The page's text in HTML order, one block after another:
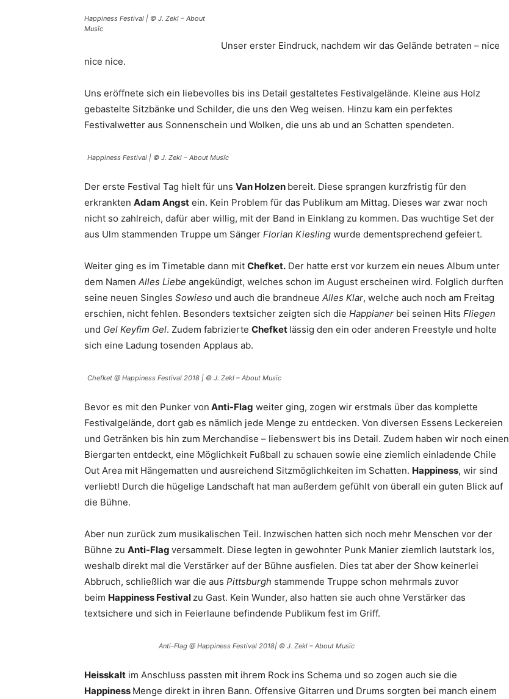
Happiness Festival | © J. Zekl – About
Musïc
Unser erster Eindruck, nachdem wir das Gelände betraten – nice
nice nice.
Uns eröffnete sich ein liebevolles bis ins Detail gestaltetes Festivalgelände. Kleine aus Holz
gebastelte Sitzbänke und Schilder, die uns den Weg weisen. Hinzu kam ein perfektes
Festivalwetter aus Sonnenschein und Wolken, die uns ab und an Schatten spendeten.
Happiness Festival | © J. Zekl – About Musïc
Der erste Festival Tag hielt für uns Van Holzen bereit. Diese sprangen kurzfristig für den
erkrankten Adam Angst ein. Kein Problem für das Publikum am Mittag. Dieses war zwar noch
nicht so zahlreich, dafür aber willig, mit der Band in Einklang zu kommen. Das wuchtige Set der
aus Ulm stammenden Truppe um Sänger Florian Kiesling wurde dementsprechend gefeiert.
Weiter ging es im Timetable dann mit Chefket. Der hatte erst vor kurzem ein neues Album unter
dem Namen Alles Liebe angekündigt, welches schon im August erscheinen wird. Folglich durften
seine neuen Singles Sowieso und auch die brandneue Alles Klar, welche auch noch am Freitag
erschien, nicht fehlen. Besonders textsicher zeigten sich die Happianer bei seinen Hits Fliegen
und Gel Keyfim Gel. Zudem fabrizierte Chefket lässig den ein oder anderen Freestyle und holte
sich eine Ladung tosenden Applaus ab.
Chefket @ Happiness Festival 2018 | © J. Zekl – About Musïc
Bevor es mit den Punker von Anti-Flag weiter ging, zogen wir erstmals über das komplette
Festivalgelände, dort gab es nämlich jede Menge zu entdecken. Von diversen Essens Leckereien
und Getränken bis hin zum Merchandise – liebenswert bis ins Detail. Zudem haben wir noch einen
Biergarten entdeckt, eine Möglichkeit Fußball zu schauen sowie eine ziemlich einladende Chile
Out Area mit Hängematten und ausreichend Sitzmöglichkeiten im Schatten. Happiness, wir sind
verliebt! Durch die hügelige Landschaft hat man außerdem gefühlt von überall ein guten Blick auf
die Bühne.
Aber nun zurück zum musikalischen Teil. Inzwischen hatten sich noch mehr Menschen vor der
Bühne zu Anti-Flag versammelt. Diese legten in gewohnter Punk Manier ziemlich lautstark los,
weshalb direkt mal die Verstärker auf der Bühne ausfielen. Dies tat aber der Show keinerlei
Abbruch, schließlich war die aus Pittsburgh stammende Truppe schon mehrmals zuvor
beim Happiness Festival zu Gast. Kein Wunder, also hatten sie auch ohne Verstärker das
textsichere und sich in Feierlaune befindende Publikum fest im Griff.
Anti-Flag @ Happiness Festival 2018| © J. Zekl – About Musïc
Heisskalt im Anschluss passten mit ihrem Rock ins Schema und so zogen auch sie die
Happiness Menge direkt in ihren Bann. Offensive Gitarren und Drums sorgten bei manch einem